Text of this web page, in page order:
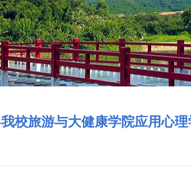
旅游与大健康学院应用心